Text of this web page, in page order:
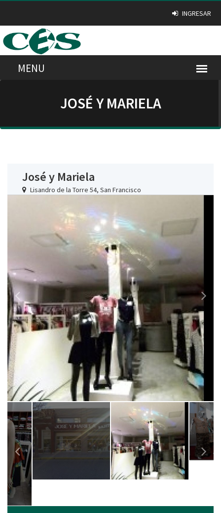
INGRESAR
JOSÉ Y MARIELA
José y Mariela
Lisandro de la Torre 54, San Francisco